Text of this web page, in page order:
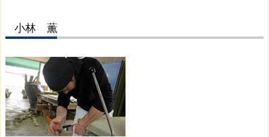
小林 薫